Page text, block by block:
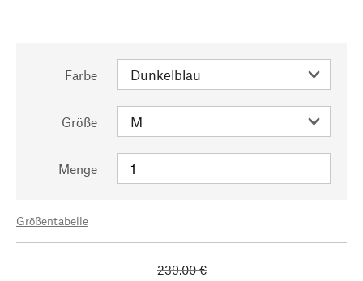
Farbe
Größe
Menge
Größentabelle
239,00 €